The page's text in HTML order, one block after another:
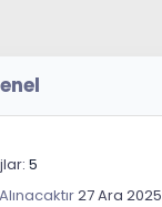
5
27 Ara 2025